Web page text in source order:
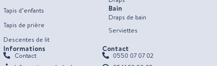
Tapis d’enfants
Tapis de prière
Descentes de lit
Bain
Draps de bain
Serviettes
Informations
Contact
Contact
0550 07 07 02